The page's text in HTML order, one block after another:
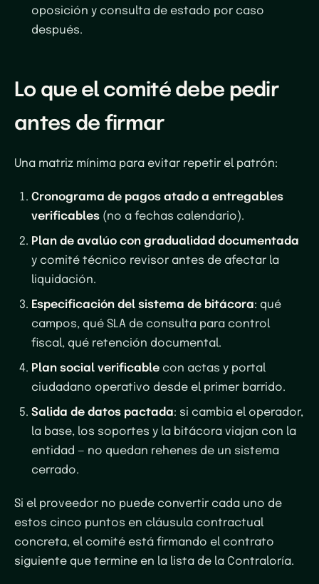
oposición y consulta de estado por caso
después.
Lo que el comité debe pedir
antes de firmar
Una matriz mínima para evitar repetir el patrón:
Cronograma de pagos atado a entregables
verificables (no a fechas calendario).
Plan de avalúo con gradualidad documentada
y comité técnico revisor antes de afectar la
liquidación.
Especificación del sistema de bitácora: qué
campos, qué SLA de consulta para control
fiscal, qué retención documental.
Plan social verificable con actas y portal
ciudadano operativo desde el primer barrido.
Salida de datos pactada: si cambia el operador,
la base, los soportes y la bitácora viajan con la
entidad — no quedan rehenes de un sistema
cerrado.
Si el proveedor no puede convertir cada uno de
estos cinco puntos en cláusula contractual
concreta, el comité está firmando el contrato
siguiente que termine en la lista de la Contraloría.